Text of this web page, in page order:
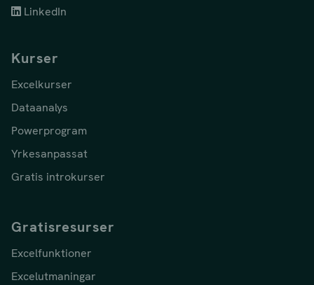
LinkedIn
Kurser
Excelkurser
Dataanalys
Powerprogram
Yrkesanpassat
Gratis introkurser
Gratisresurser
Excelfunktioner
Excelutmaningar